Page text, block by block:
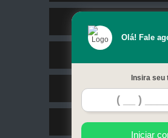
Contato
Mapa do site
Olá! Fale
Insira seu
Iniciar